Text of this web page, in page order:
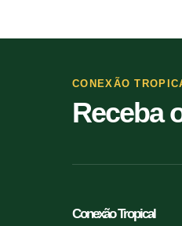
CONEXÃO
Receba
Conexão Tropical